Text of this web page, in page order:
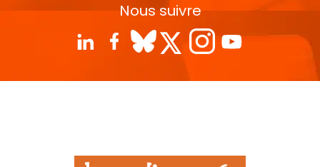
Nous suivre